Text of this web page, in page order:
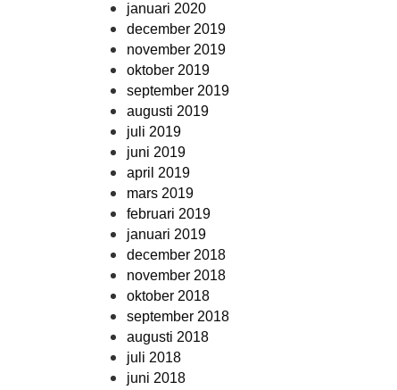
januari 2020
december 2019
november 2019
oktober 2019
september 2019
augusti 2019
juli 2019
juni 2019
april 2019
mars 2019
februari 2019
januari 2019
december 2018
november 2018
oktober 2018
september 2018
augusti 2018
juli 2018
juni 2018